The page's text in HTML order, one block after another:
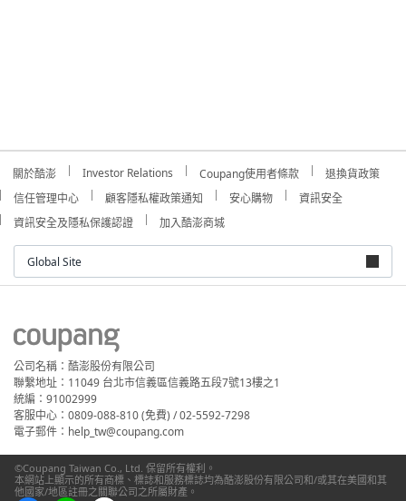
關於酷澎 Investor Relations Coupang使用者條款
退換貨政策
信任管理中心
顧客隱私權政策通知 安心購物
資訊安全
資訊安全及隱私保護認證
加入酷澎商城
Global Site
公司名稱：酷澎股份有限公司
聯繫地址：11049 台北市信義區信義路五段7號13樓之1
統編：91002999
客服中心：0809-088-810 (免費) / 02-5592-7298
電子郵件：help_tw@coupang.com
©Coupang Taiwan Co., Ltd. 保留所有權利。
本網站上顯示的所有商標、標誌和服務標誌均為酷澎股份有限公司和/或其在美國和其
他國家/地區註冊之關聯公司之所屬財產。